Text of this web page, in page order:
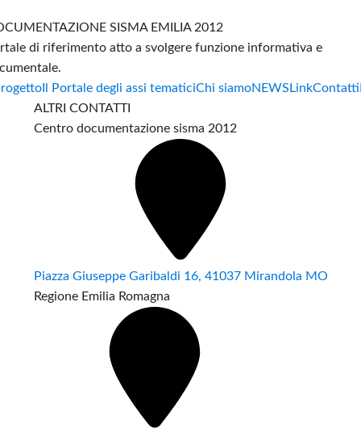
SISMA EMILIA 2012
di riferimento atto a svolgere funzione informativa e
Il Portale degli assi tematiciChi siamoNEWS LinkContatti
ALTRI CONTATTI
Centro documentazione sisma 2012
Piazza Giuseppe Garibaldi 16, 41037 Mirandola MO
Regione Emilia Romagna